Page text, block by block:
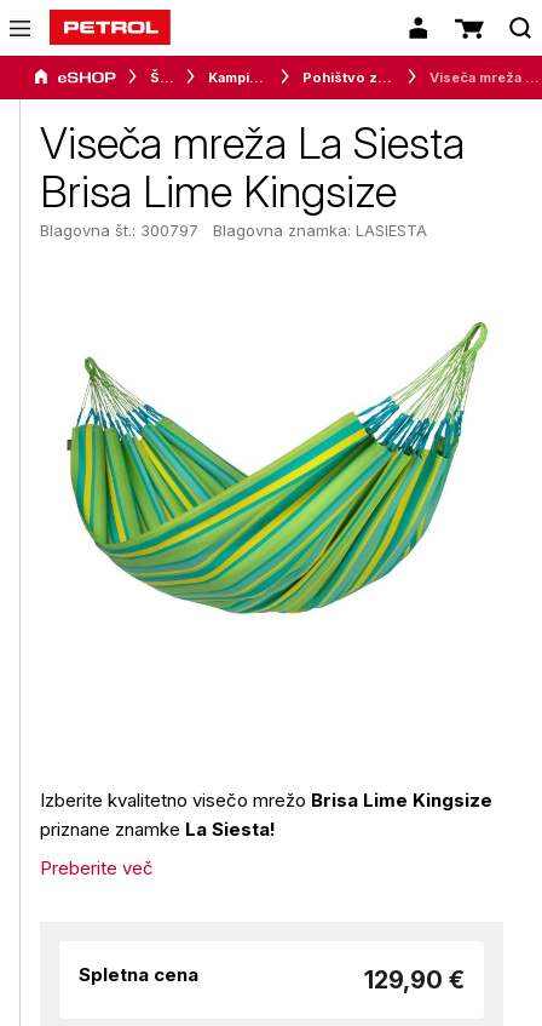
Šport Kampiranje Pohištvo za kampiranje
Viseča mreža La Siesta
Brisa Lime Kingsize
Blagovna št.: 300797 Blagovna znamka: LASIESTA
Izberite kvalitetno visečo mrežo Brisa Lime Kingsize
priznane znamke La Siesta!
Preberite več
Spletna cena 129,90 €